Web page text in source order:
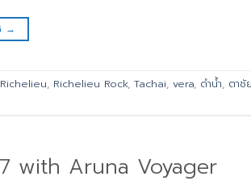
→
Richelieu, Richelieu Rock, Tachai, vera, ดำน้ำ, ตาชัย
with Aruna Voyager